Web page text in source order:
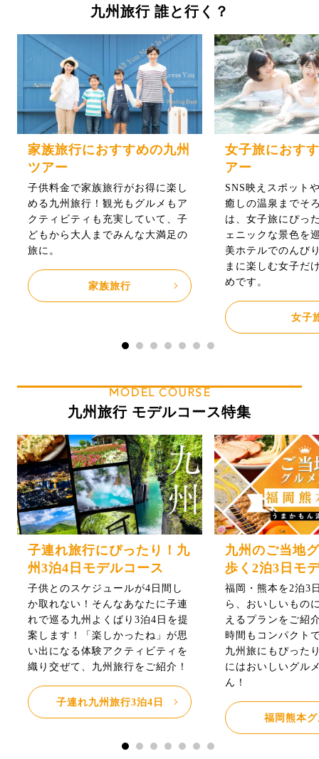
九州旅行 誰と行く？
家族旅行におすすめの九州
ツアー
子供料金で家族旅行がお得に楽し
める九州旅行！観光もグルメもア
クティビティも充実していて、子
どもから大人までみんな大満足の
旅に。
家族旅行
女子旅におす
アー
SNS映えスポット
癒しの温泉までそ
は、女子旅にぴっ
ェニックな景色を
美ホテルでのんび
まに楽しむ女子だ
めです。
女子
MODEL COURSE
九州旅行 モデルコース特集
子連れ旅行にぴったり！九
州3泊4日モデルコース
子供とのスケジュールが4日間し
か取れない！そんなあなたに子連
れで巡る九州よくばり3泊4日を提
案します！「楽しかったね」が思
い出になる体験アクティビティを
織り交ぜて、九州旅行をご紹介！
子連れ九州旅行3泊4日
九州のご当地
歩く2泊3日モ
福岡・熊本を2泊3
ら、おいしいもの
えるプランをご紹
時間もコンパクト
九州旅にもぴった
にはおいしいグル
ん！
福岡熊本